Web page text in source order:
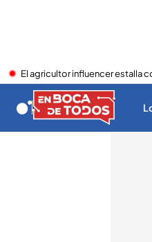
El agricultor influencer estalla